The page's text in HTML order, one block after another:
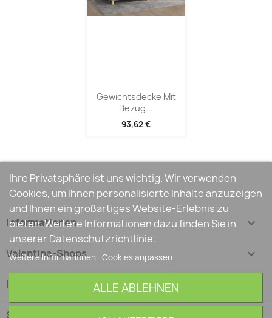
Gewichtsdecke Mit
Bezug...
93,62 €
Informationen 
Valentina-Shops 
Ihr Konto
Shop-Einstellungen
Ihre Privatsphäre ist uns wichtig. Wir verwenden
Cookies, um Ihnen personalisierte Inhalte anzuzeigen
und Ihnen ein großartiges Website-Erlebnis zu
bieten. Weitere Informationen dazu finden Sie in
unserer Datenschutzrichtlinie.
Weitere Informationen Cookies anpassen
ALLE ABLEHNEN